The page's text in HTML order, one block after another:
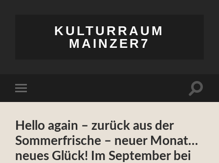
KULTURRAUM
MAINZER7
Menü
Hello again – zurück aus der
Sommerfrische – neuer Monat…
neues Glück! Im September bei